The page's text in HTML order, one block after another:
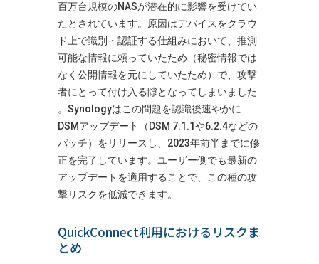
百万台規模のNASが潜在的に影響を受けてい
たとされています​。原因はデバイスをクラウ
ド上で識別・認証する仕組みにおいて、推測
可能な情報に頼っていたため（秘密情報では
なく公開情報を元にしていたため）で、攻撃
者にとって付け入る隙となってしまいました​
。Synologyはこの問題を認識後速やかに
DSMアップデート（DSM 7.1.1や6.2.4などの
パッチ）をリリースし、2023年前半までに修
正を完了しています​。ユーザー側でも最新の
アップデートを適用することで、この種の攻
撃リスクを低減できます。
QuickConnect利用におけるリスクま
とめ